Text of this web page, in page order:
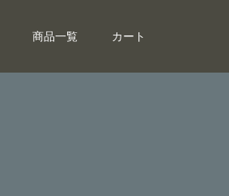
商品一覧 カート